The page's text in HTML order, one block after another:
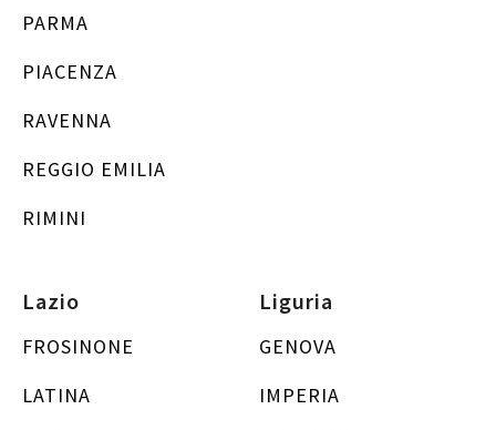
PARMA
PIACENZA
RAVENNA
REGGIO EMILIA
RIMINI
Lazio
FROSINONE
LATINA
Liguria
GENOVA
IMPERIA